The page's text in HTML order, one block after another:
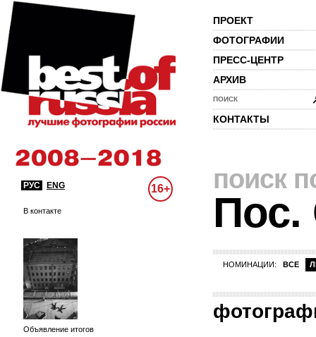
ПРОЕКТ
ФОТОГРАФИИ
ПРЕСС-ЦЕНТР
АРХИВ
ПОИСК
КОНТАКТЫ
РУС ENG 16+
В контакте
Объявление итогов
поиск
Пос.
НОМИНАЦИИ: ВСЕ